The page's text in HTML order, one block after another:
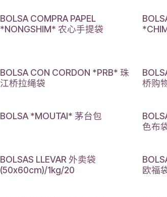
BOLSA COMPRA PAPEL
*NONGSHIM* 农心手提袋
BOLSA CON CORDON *PRB* 珠
江桥拉绳袋
桥购
BOLSA *MOUTAI* 茅台包
色布
BOLSAS LLEVAR 外卖袋
(50x60cm)/1kg/20
欧福